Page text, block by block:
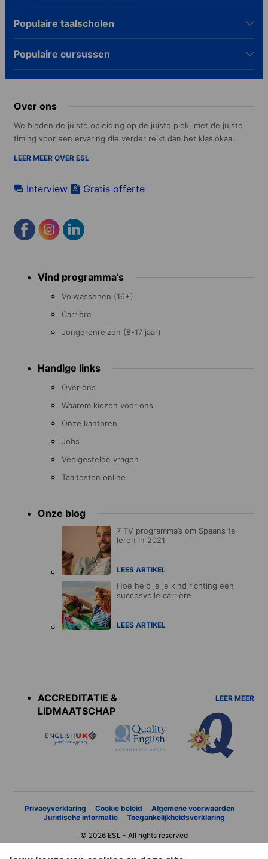
Populaire taalscholen
Populaire cursussen
Over ons
We bieden de juiste opleiding op de juiste plek, met de juiste
timing voor een ervaring die verder reikt dan het klaslokaal.
LEER MEER OVER ESL
Interview Gratis offerte
menu Vind programma's
Volwassenen (16+)
Carrière
Jongerenreizen (8-17 jaar)
Handige links
Over ons
Waarom kiezen voor ons
Onze kantoren
Jobs
Veelgestelde vragen
Taaltesten online
Onze blog
7 TV programma’s om Spaans te
leren in 2021
LEES ARTIKEL
Hoe help je je kind richting een
succesvolle carrière
LEES ARTIKEL
ACCREDITATIE &
LIDMAATSCHAP
LEER MEER
Privacyverklaring Cookie beleid
Algemene voorwaarden
Juridische informatie
Toegankelijkheidsverklaring
© 2026 ESL - All rights reserved